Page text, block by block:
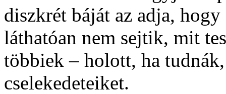
diszkrét báját az adja,
láthatóan nem sejtik, mit
többiek – holott, ha
cselekedeteiket.